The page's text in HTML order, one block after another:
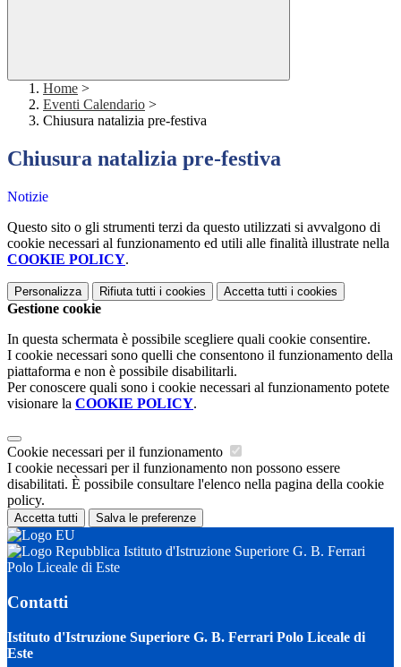
Home >
Eventi Calendario >
Chiusura natalizia pre-festiva
Chiusura natalizia pre-festiva
Notizie
Questo sito o gli strumenti terzi da questo utilizzati si avvalgono di
cookie necessari al funzionamento ed utili alle finalità illustrate nella
COOKIE POLICY.
Personalizza Rifiuta tutti i cookies Accetta tutti i cookies
Gestione cookie
In questa schermata è possibile scegliere quali cookie consentire.
I cookie necessari sono quelli che consentono il funzionamento della
piattaforma e non è possibile disabilitarli.
Per conoscere quali sono i cookie necessari al funzionamento potete
visionare la COOKIE POLICY.
Cookie necessari per il funzionamento
I cookie necessari per il funzionamento non possono essere
disabilitati. È possibile consultare l'elenco nella pagina della cookie
policy.
Accetta tutti Salva le preferenze
Istituto d'Istruzione Superiore G. B. Ferrari
Polo Liceale di Este
Contatti
Istituto d'Istruzione Superiore G. B. Ferrari Polo Liceale di
Este